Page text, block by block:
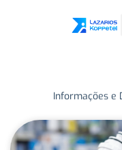
Informações e